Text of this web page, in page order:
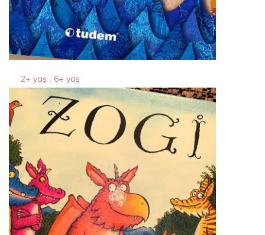
2+ yaş 6+ yaş
kar benek kara benek
8 Nisan 2024 By Acparantez.com 1 Min Reading